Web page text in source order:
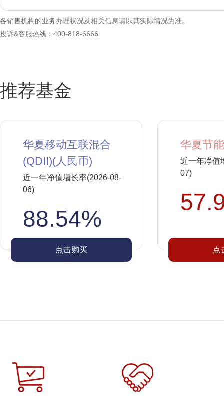
各销售机构的业务办理状况及相关信息请以其实际情况为准。
投诉&客服热线：400-818-6666
推荐基金
华夏移动互联混合
(QDII)(人民币)
近一年净值增长率(2026-08-
06)
88.54%
点击购买
华夏节
近一年净值
07)
点